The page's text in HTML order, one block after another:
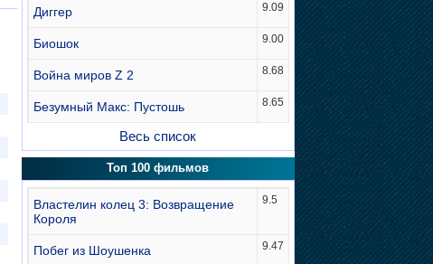
Диггер 9.09
Биошок 9.00
Война миров Z 2 8.68
Безумный Макс: Пустошь 8.65
Весь список
Топ 100 фильмов
Властелин колец 3: Возвращение
Короля
9.5
Побег из Шоушенка 9.47